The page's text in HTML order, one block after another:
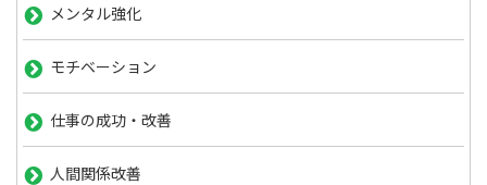
メンタル強化
モチベーション
仕事の成功・改善
人間関係改善